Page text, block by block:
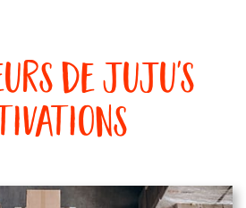
de juju's